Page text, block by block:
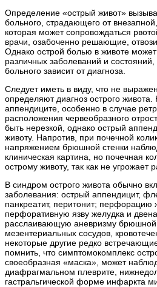
Определение «острый живот»
больного, страдающего от
которая может сопровождаться
врачи, озабоченно решающие,
Однако острой болью в животе
различных заболеваний и
больного зависит от диагноза.
Следует иметь в виду, что не
определяют диагноз острого
аппендиците, особенно в случае
расположения червеобразного
быть нерезкой, однако острый
животу. Напротив, при почечной
напряжением брюшной стенки
клиническая картина, но почечная
острому животу, так как не угрожает
В синдром острого живота обычно
заболевания: острый аппендицит,
панкреатит, перитонит; перфорацию
перфоративную язву желудка и
расслаивающую аневризму
мезентериальных сосудов,
некоторые другие редко
помнить, что симптомокомплекс
своеобразная «маска», может
диафрагмальном плеврите,
гастральгической форме инфаркта